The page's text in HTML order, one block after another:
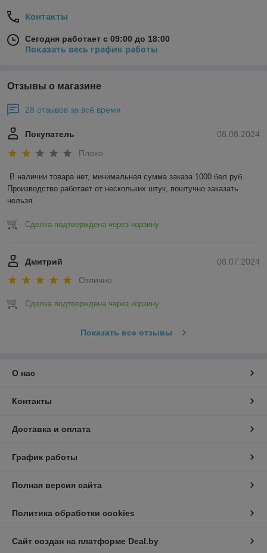
Контакты
Сегодня работает с 09:00 до 18:00
Показать весь график работы
Отзывы о магазине
28 отзывов за всё время
08.08.2024
Покупатель
Плохо
В наличии товара нет, минимальная сумма заказа 1000 бел руб.
Производство работает от нескольких штук, поштучно заказать
нельзя.
Сделка подтверждена через корзину
08.07.2024
Дмитрий
Отлично
Сделка подтверждена через корзину
Показать все отзывы
О нас
Контакты
Доставка и оплата
График работы
Полная версия сайта
Политика обработки cookies
Сайт создан на платформе Deal.by